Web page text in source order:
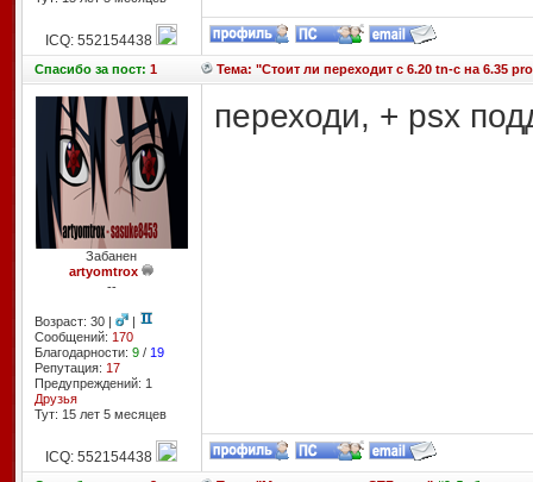
ICQ: 552154438
Спасибоза пост: 1 Тема: "Стоит ли переходит с 6.20 tn-c на 6.35
Забанен
artyomtrox
--
Возраст: 30 |
|
Сообщений: 170
Благодарности: 9/ 19
Репутация: 17
Предупреждений: 1
Друзья
Тут: 15 лет 5 месяцев
переходи, + psx
ICQ: 552154438